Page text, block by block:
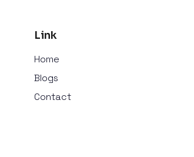
Link
Home
Blogs
Contact